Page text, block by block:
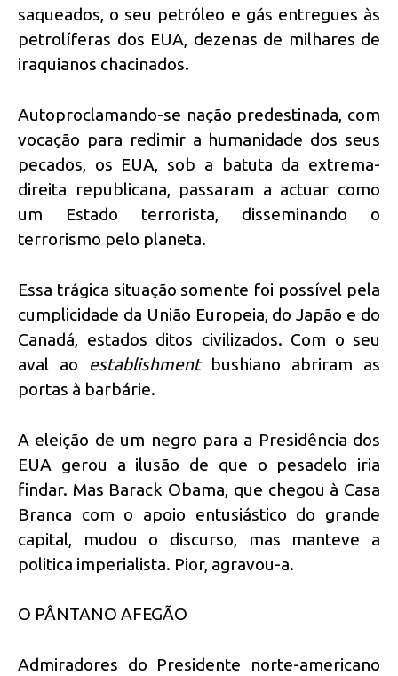
saqueados, o seu petróleo e gás entregues às
petrolíferas dos EUA, dezenas de milhares de
iraquianos chacinados.
Autoproclamando-se nação predestinada, com
vocação para redimir a humanidade dos seus
pecados, os EUA, sob a batuta da extrema-
direita republicana, passaram a actuar como
um Estado terrorista, disseminando o
terrorismo pelo planeta.
Essa trágica situação somente foi possível pela
cumplicidade da União Europeia, do Japão e do
Canadá, estados ditos civilizados. Com o seu
aval ao
establishment bushiano abriram as
portas à barbárie.
A eleição de um negro para a Presidência dos
EUA gerou a ilusão de que o pesadelo iria
findar. Mas Barack Obama, que chegou à Casa
Branca com o apoio entusiástico do grande
capital, mudou o discurso, mas manteve a
politica imperialista. Pior, agravou-a.
O PÂNTANO AFEGÃO
Admiradores do Presidente norte-americano